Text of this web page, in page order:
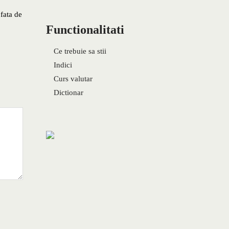
de
Functionalitati
Ce trebuie sa stii
Indici
Curs valutar
Dictionar